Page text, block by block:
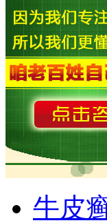
牛皮